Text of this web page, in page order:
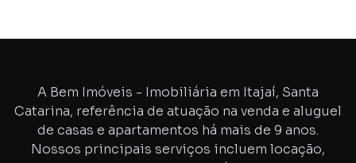
A Bem Imóveis - Imobiliária em Itajaí, Santa
Catarina, referência de atuação na venda e aluguel
de casas e apartamentos há mais de 9 anos.
Nossos principais serviços incluem locação,